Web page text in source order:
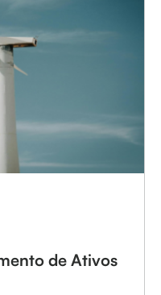
de Ativos